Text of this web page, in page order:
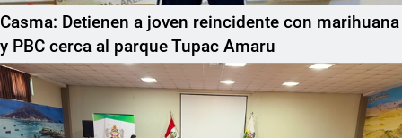
Casma: Detienen a joven reincidente con marihuana
y PBC cerca al parque Tupac Amaru